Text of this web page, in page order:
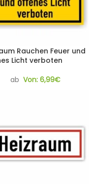
Rauchen Feuer und
Licht verboten
ab Von: 6,99€